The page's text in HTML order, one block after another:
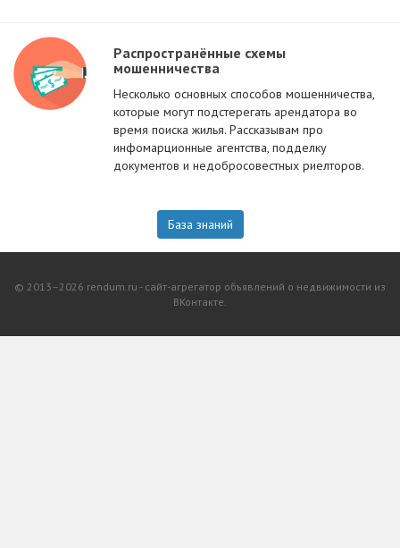
Распространённые схемы
мошенничества
Несколько основных способов мошенничества,
которые могут подстерегать арендатора во
время поиска жилья. Рассказывам про
инфомарционные агентства, подделку
документов и недобросовестных риелторов.
База знаний
© 2013–2026 rendum.ru - сайт-агрегатор объявлений о недвижимости из
ВКонтакте.